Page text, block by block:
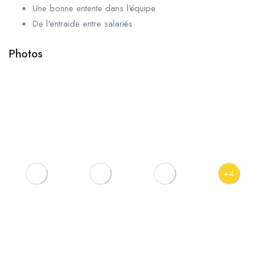
Une bonne entente dans l'équipe
De l'entraide entre salariés
Photos
+4